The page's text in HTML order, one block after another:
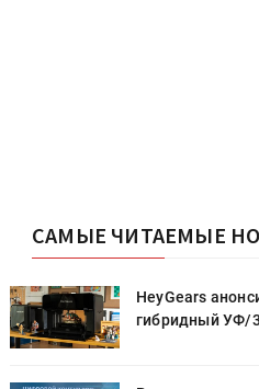
САМЫЕ ЧИТАЕМЫЕ
HeyGears
гибридный УФ/